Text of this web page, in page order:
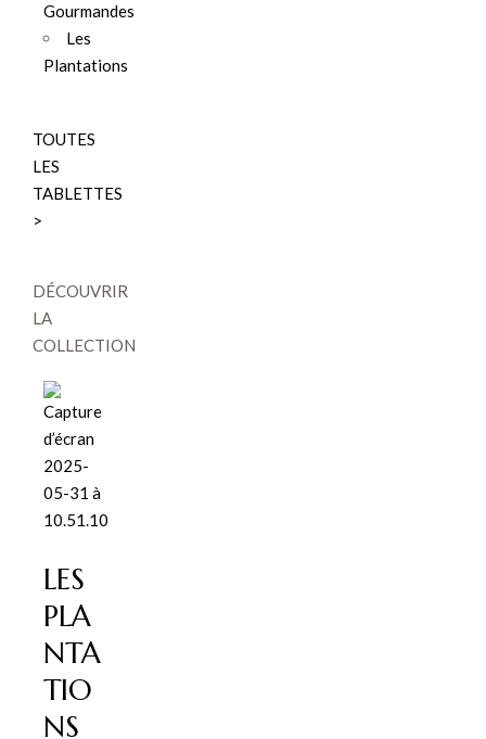
Gourmandes
Les
Plantations
TOUTES
LES
TABLETTES
>
DÉCOUVRIR
LA
COLLECTION
LES
PLA
NTA
TIO
NS